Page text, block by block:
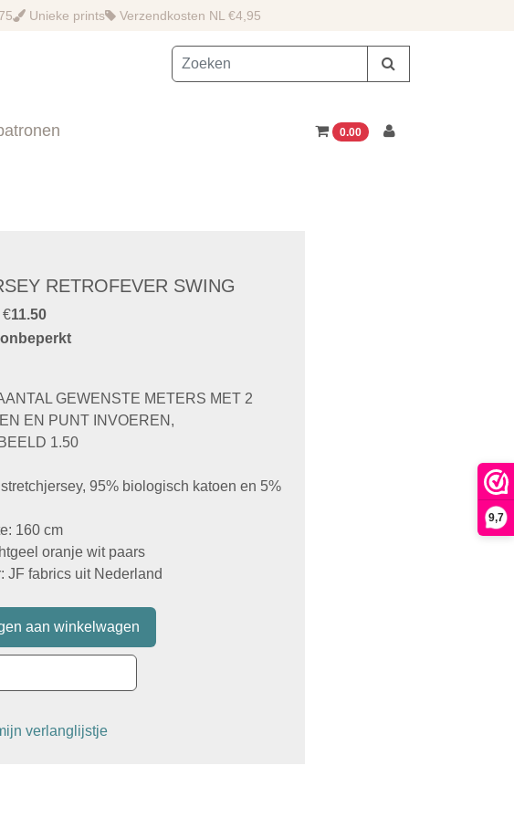
9,7
Unieke prints Verzendkosten NL €4,95
0.00
RETROFEVER SWING
€11.50
onbeperkt
GEWENSTE METERS MET 2
EN PUNT INVOEREN,
1.50
95% biologisch katoen en 5%
160 cm
oranje wit paars
JF fabrics uit Nederland
verlanglijstje